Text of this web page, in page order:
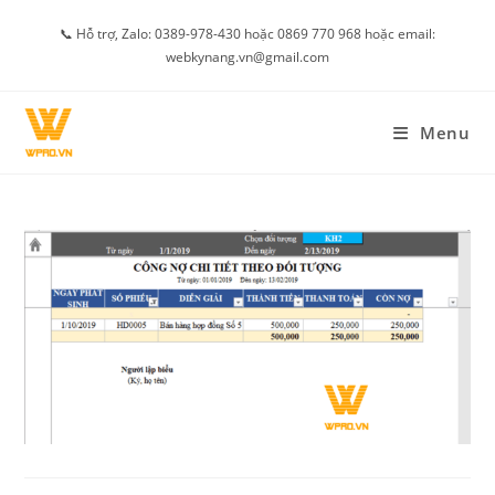
📞 Hỗ trợ, Zalo: 0389-978-430 hoặc 0869 770 968 hoặc email:
webkynang.vn@gmail.com
Menu